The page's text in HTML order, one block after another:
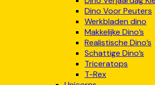
Dino Voor Peuters
Werkbladen dino
Makkelijke Dino’s
Realistische Dino’s
Schattige Dino’s
Triceratops
T-Rex